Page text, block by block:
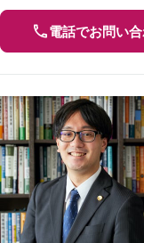
電話でお問い